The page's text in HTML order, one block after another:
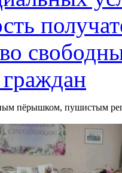
пёрышком, пушистым